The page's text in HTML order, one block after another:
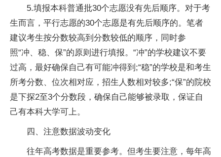
5.填报本科普通批30个志愿没有先后顺序。对于考
生而言， 平行志愿的30个志愿是有先后顺序的。笔者
建议考生按分数较高到分数较低的顺序，同时参
照“冲、稳、保”的原则进行填报。“冲”的学校建议不要
过高，最好确保自己有可能冲得到;“稳”的学校是和考生
所考分数、位次相对应，招生人数相对较多;“保”的院校
是下探2至3个分数段，确保自己能够被录取，保证自
己有本科大学可上。
四、注意数据波动变化
往年高考数据是重要参考。但考生要注意，每年高